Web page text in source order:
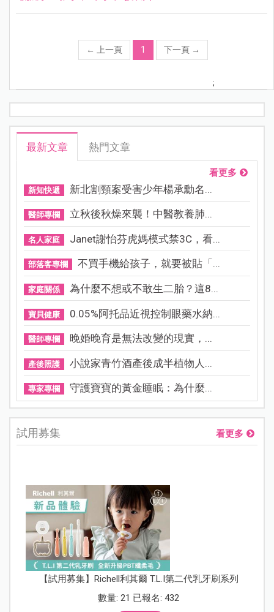
← 上一頁 1 下一頁 →
;
最新文章 熱門文章
看更多
新知快遞 新北割頸案受害少年楊承勳名...
醫師專欄 立秋後秋燥來襲！中醫教養肺...
名人家庭 Janet謝怡芬虎媽模式禁3C，看...
部落客專欄 不買手機給孩子，就要被貼「...
家庭關係 為什麼不想或不敢生二胎？這8...
寶貝健康 0.05%阿托品近視控制眼藥水納...
醫師專欄 晚婚晚育是無法改變的現實，...
產後照護 小說家青竹酒產後成半植物人...
專家專欄 守護寶寶的黃金睡眠：為什麼...
試用募集 看更多
【試用募集】Richell利其爾 T.L.I第二代乳牙刷系列
數量: 21 已報名: 432